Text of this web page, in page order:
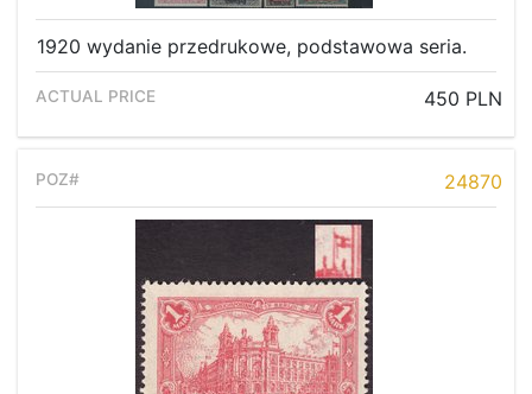
1920 wydanie przedrukowe, podstawowa seria.
450 PLN
24870